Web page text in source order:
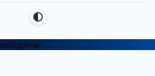
Institucional